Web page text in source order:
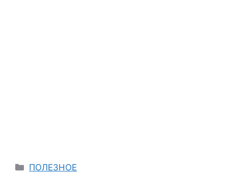
Categories
ПОЛЕЗНОЕ